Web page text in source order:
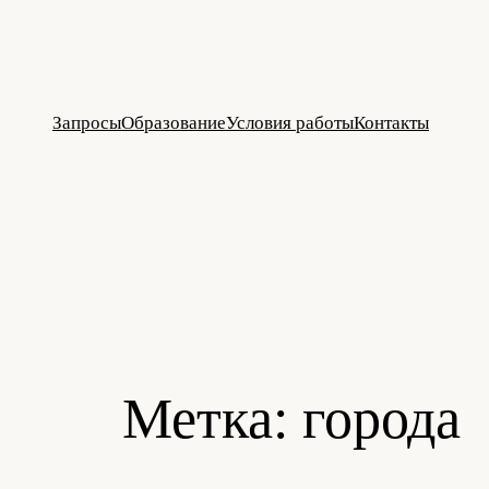
ЗапросыОбразованиеУсловия работыКонтакты
Метка: города